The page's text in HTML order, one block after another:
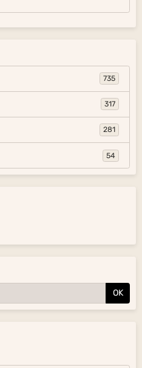
735
317
281
54
OK